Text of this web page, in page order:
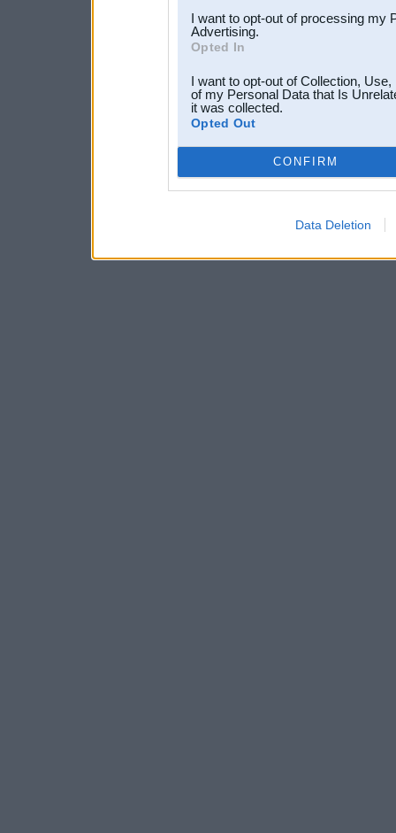
I want to opt-out of processing my
Advertising.
Opted In
I want to opt-out of Collection,
of my Personal Data that Is
it was collected.
Opted Out
CONFIRM
Data Deletion